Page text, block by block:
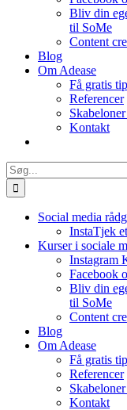
Bliv din
til SoMe
Content
Blog
Om Adease
Få gratis
Referencer
Kontakt
Søg
efter:
Social media
InstaTjek
Kurser i sociale
Instagram
Facebook
Bliv din
til SoMe
Content
Blog
Om Adease
Få gratis
Referencer
Kontakt